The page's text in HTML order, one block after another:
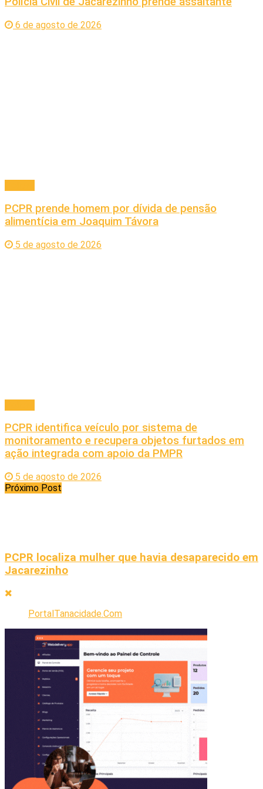
6 de agosto de 2026
PCPR prende homem por dívida de pensão
alimentícia em Joaquim Távora
5 de agosto de 2026
PCPR identifica veículo por sistema de
monitoramento e recupera objetos furtados em
ação integrada com apoio da PMPR
5 de agosto de 2026
Próximo Post
PCPR localiza mulher que havia desaparecido em
Jacarezinho
PortalTanacidade.Com